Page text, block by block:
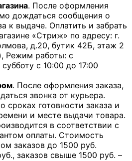
. После оформления
дождаться сообщения о
к выдаче. Оплатить и забрать
«Стриж» по адресу: г.
д.20, бутик 42Б, этаж 2
Режим работы: с
с 10:00 до 17:00
. После оформления заказа,
звонка от курьера.
сроках готовности заказа и
и месте выдачи товара.
в соответствии с
оплаты. Стоимость
заказов до 1500 руб.
заказов свыше 1500 руб. –